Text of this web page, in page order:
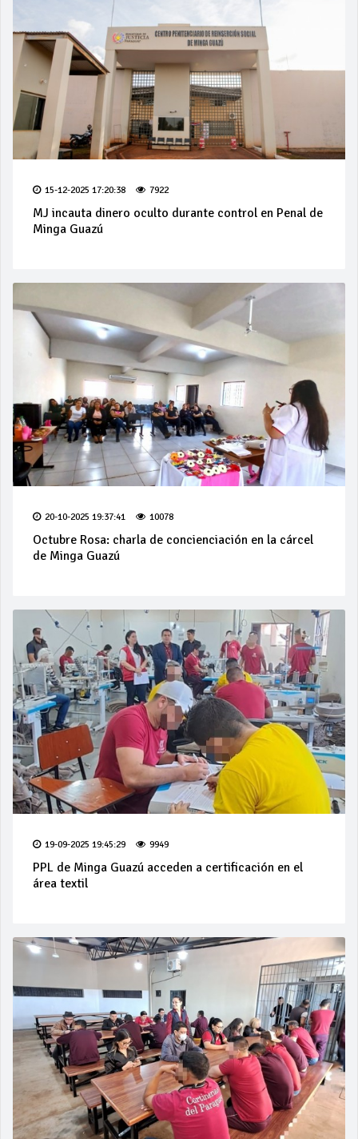
15-12-2025 17:20:38 7922
MJ incauta dinero oculto durante control en Penal de
Minga Guazú
20-10-2025 19:37:41 10078
Octubre Rosa: charla de concienciación en la cárcel
de Minga Guazú
19-09-2025 19:45:29 9949
PPL de Minga Guazú acceden a certificación en el
área textil